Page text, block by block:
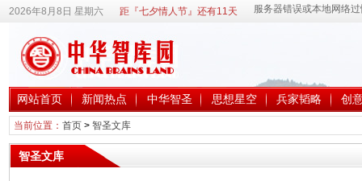
2026年8月8日 星期六 距『七夕情人节』还有11天
网站首页 新闻热点 中华智圣 思想星空 兵家韬略 创
当前位置： 首页> 智圣文库
智圣文库